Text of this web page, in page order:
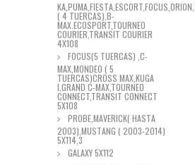
( 4 TUERCAS),B-
MAX.ECOSPORT,TOURNEO
COURIER,TRANSIT COURIER
4X108
FOCUS(5 TUERCAS) ,C-
MAX,MONDEO ( 5
TUERCAS)CROSS MAX,KUGA
I,GRAND C-MAX,TOURNEO
CONNECT,TRANSIT CONNECT
5X108
PROBE,MAVERICK( HASTA
2003),MUSTANG ( 2003-2014)
5X114,3
GALAXY 5X112